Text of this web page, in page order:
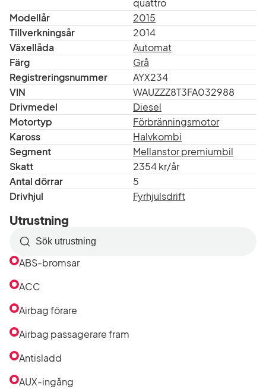
quattro
Modellår
2015
Tillverkningsår
2014
Växellåda
Automat
Färg
Grå
Registreringsnummer
AYX234
VIN
WAUZZZ8T3FA032988
Drivmedel
Diesel
Motortyp
Förbränningsmotor
Kaross
Halvkombi
Segment
Mellanstor premiumbil
Skatt
2354 kr/år
Antal dörrar
5
Drivhjul
Fyrhjulsdrift
Utrustning
Sök
efter
i
ABS-bromsar
ACC
Airbag förare
Airbag passagerare fram
Antisladd
AUX-ingång